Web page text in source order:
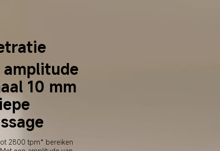
10 mm
2800 tpm* bereiken